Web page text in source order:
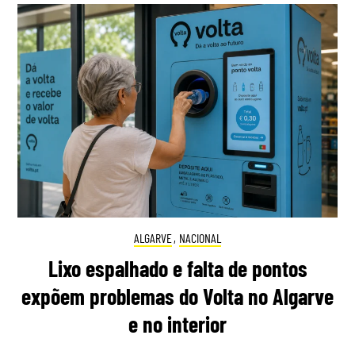
ALGARVE, NACIONAL
Lixo espalhado e falta de pontos
expõem problemas do Volta no Algarve
e no interior